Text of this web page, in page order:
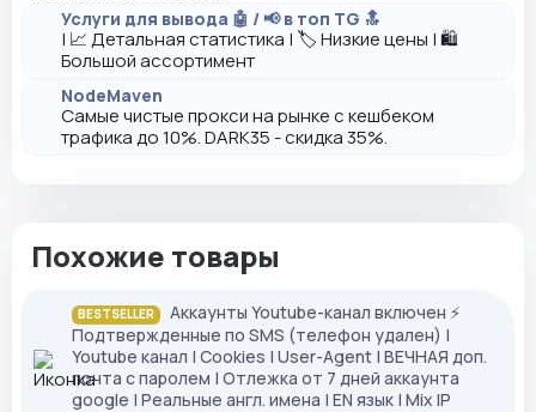
Услуги для вывода 🤖 / 📢 в топ TG 🔝
| 📈 Детальная статистика | 🏷️ Низкие цены | 🛍️
Большой ассортимент
NodeMaven
Самые чистые прокси на рынке с кешбеком
трафика до 10%. DARK35 - скидка 35%.
Похожие товары
BESTSELLER
Аккаунты Youtube-канал включен ⚡️
Подтвержденные по SMS (телефон удален) |
Youtube канал | Cookies | User-Agent | ВЕЧНАЯ доп.
почта с паролем | Отлежка от 7 дней аккаунта
google | Реальные англ. имена | EN язык | Mix IP